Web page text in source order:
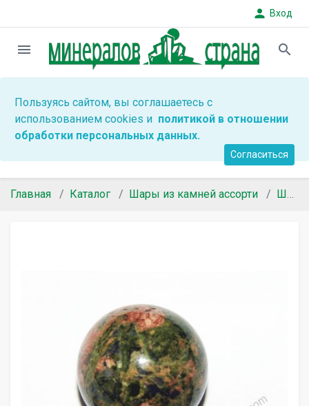
person Вход
menu search
Пользуясь сайтом, вы соглашаетесь с
использованием cookies и политикой в отношении
обработки персональных данных.
Согласиться
Главная Каталог Шары из камней ассорти Шары, яйца и сердца